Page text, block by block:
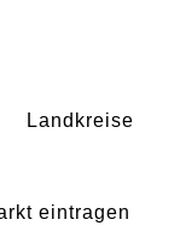
Landkreise
eintragen